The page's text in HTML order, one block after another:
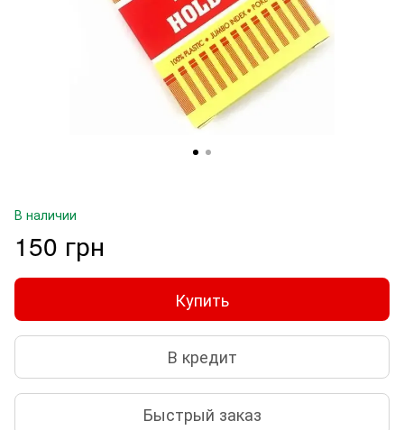
В наличии
150 грн
Купить
В кредит
Быстрый заказ